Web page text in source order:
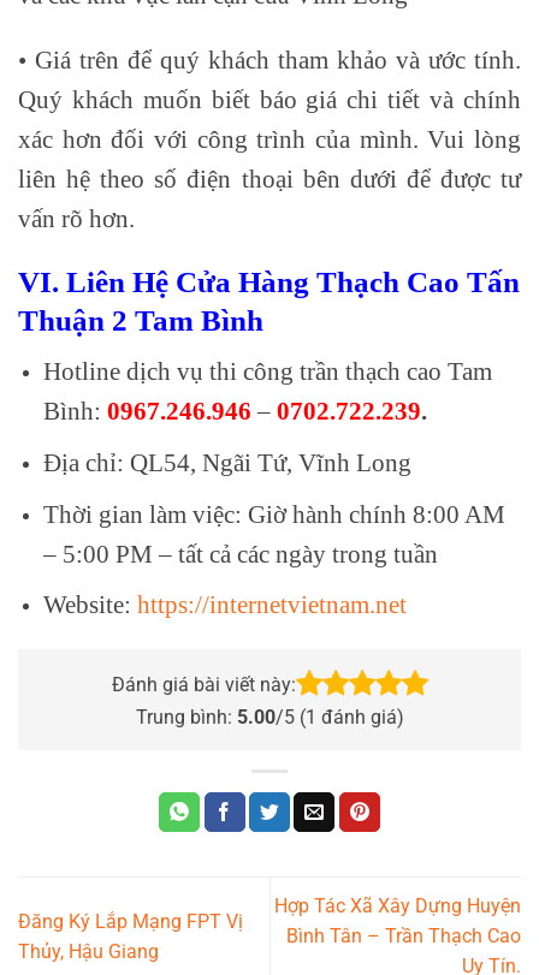
• Giá trên để quý khách tham khảo và ước tính.
Quý khách muốn biết báo giá chi tiết và chính
xác hơn đối với công trình của mình. Vui lòng
liên hệ theo số điện thoại bên dưới để được tư
vấn rõ hơn.
VI. Liên Hệ Cửa Hàng Thạch Cao Tấn
Thuận 2 Tam Bình
Hotline dịch vụ thi công trần thạch cao Tam
Bình: 0967.246.946 – 0702.722.239.
Địa chỉ: QL54, Ngãi Tứ, Vĩnh Long
Thời gian làm việc: Giờ hành chính 8:00 AM
– 5:00 PM – tất cả các ngày trong tuần
Website: https://internetvietnam.net
Đánh giá bài viết này:
Trung bình: 5.00/5 (1 đánh giá)
Đăng Ký Lắp Mạng FPT Vị
Thủy, Hậu Giang
Hợp Tác Xã Xây Dựng Huyện
Bình Tân – Trần Thạch Cao
Uy Tín.